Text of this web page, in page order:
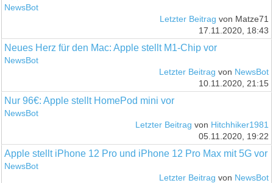
NewsBot
Letzter Beitrag von Matze71
17.11.2020, 18:43
Neues Herz für den Mac: Apple stellt M1-Chip vor
NewsBot
Letzter Beitrag von NewsBot
10.11.2020, 21:15
Nur 96€: Apple stellt HomePod mini vor
NewsBot
Letzter Beitrag von Hitchhiker1981
05.11.2020, 19:22
Apple stellt iPhone 12 Pro und iPhone 12 Pro Max mit 5G vor
NewsBot
Letzter Beitrag von NewsBot